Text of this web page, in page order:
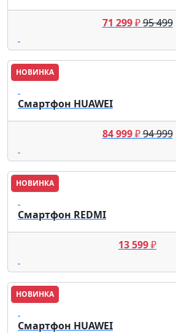
71 299₽95 499
НОВИНКА
HUAWEI
Смартфон HUAWEI
84 999₽94 999
НОВИНКА
REDMI
Смартфон REDMI
13 599₽
НОВИНКА
HUAWEI
Смартфон HUAWEI